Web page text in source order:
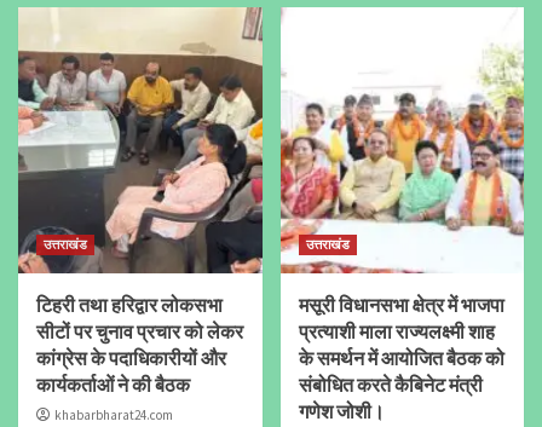
उत्तराखंड
टिहरी तथा हरिद्वार लोकसभा
सीटों पर चुनाव प्रचार को लेकर
कांग्रेस के पदाधिकारीयों और
कार्यकर्ताओं ने की बैठक
khabarbharat24.com
उत्तराखंड
मसूरी विधानसभा क्षेत्र में भाजपा
प्रत्याशी माला राज्यलक्ष्मी शाह
के समर्थन में आयोजित बैठक को
संबोधित करते कैबिनेट मंत्री
गणेश जोशी।